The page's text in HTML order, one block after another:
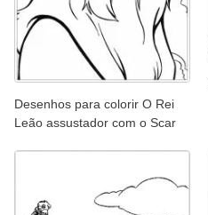
Desenhos para colorir O Rei
Leão assustador com o Scar